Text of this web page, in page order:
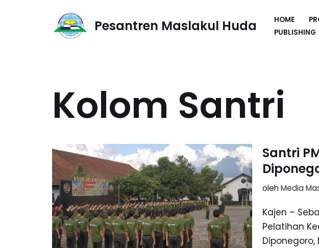
Pesantren Maslakul Huda HOME
PUBLISHING
Kolom Santri
Santri
olehMedia
Kajen –
Pelatihan